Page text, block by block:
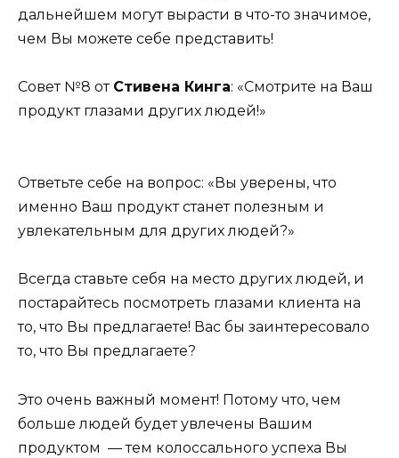
дальнейшем могут вырасти в что-то значимое,
чем Вы можете себе представить!
Совет №8 от Стивена Кинга: «Смотрите на Ваш
продукт глазами других людей!»
Ответьте себе на вопрос: «Вы уверены, что
именно Ваш продукт станет полезным и
увлекательным для других людей?»
Всегда ставьте себя на место других людей, и
постарайтесь посмотреть глазами клиента на
то, что Вы предлагаете! Вас бы заинтересовало
то, что Вы предлагаете?
Это очень важный момент! Потому что, чем
больше людей будет увлечены Вашим
продуктом — тем колоссального успеха Вы